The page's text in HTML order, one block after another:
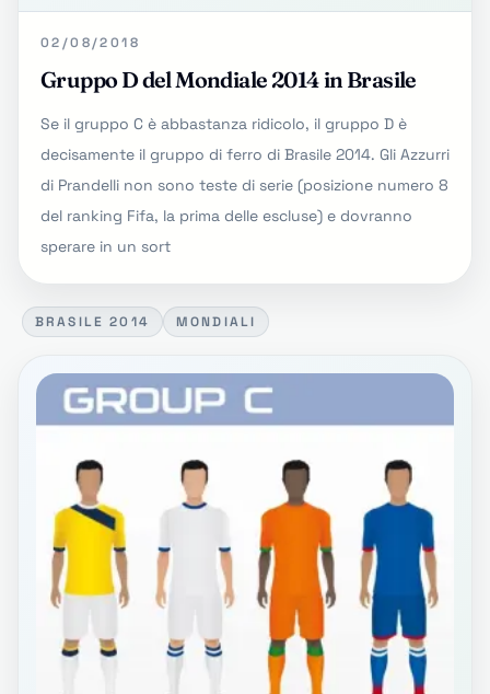
02/08/2018
Gruppo D del Mondiale 2014 in Brasile
Se il gruppo C è abbastanza ridicolo, il gruppo D è
decisamente il gruppo di ferro di Brasile 2014. Gli Azzurri
di Prandelli non sono teste di serie (posizione numero 8
del ranking Fifa, la prima delle escluse) e dovranno
sperare in un sort
BRASILE 2014 MONDIALI